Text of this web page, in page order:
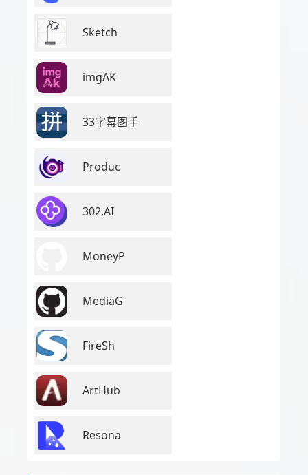
Sketch
imgAK
33字幕图手
Produc
302.AI
MoneyP
MediaG
FireSh
ArtHub
Resona